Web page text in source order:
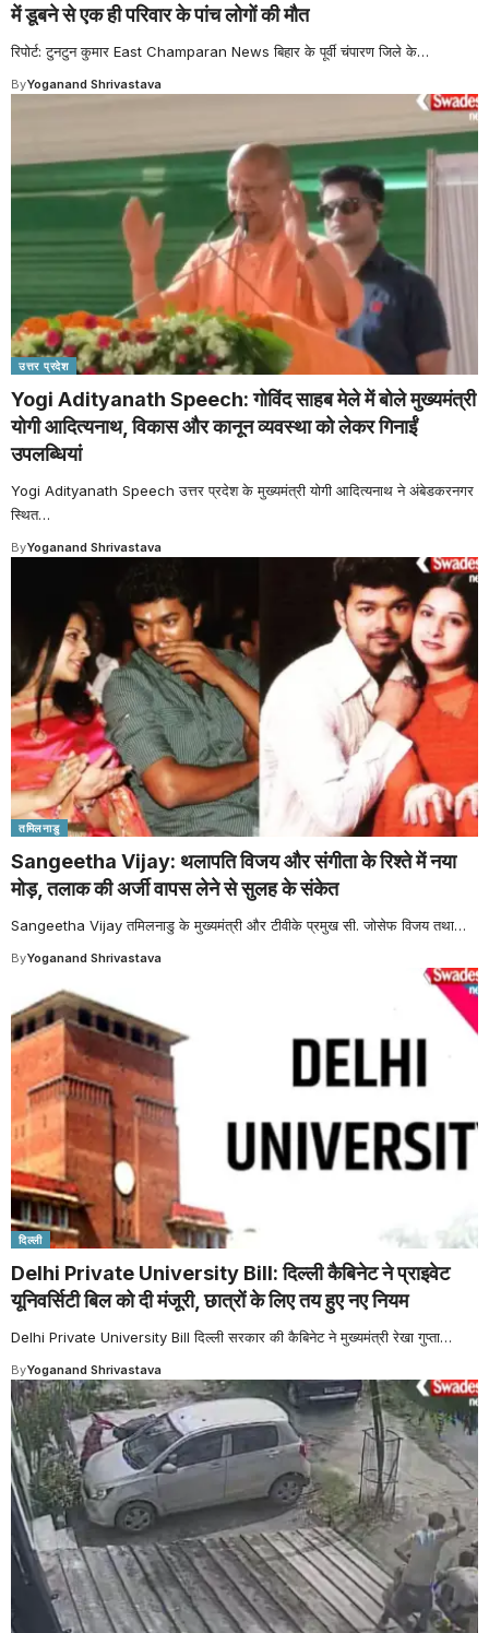
में डूबने से एक ही परिवार के पांच लोगों की मौत
रिपोर्ट: टुनटुन कुमार East Champaran News बिहार के पूर्वी चंपारण जिले के…
ByYoganand Shrivastava
उत्तर प्रदेश
Yogi Adityanath Speech: गोविंद साहब मेले में बोले मुख्यमंत्री
योगी आदित्यनाथ, विकास और कानून व्यवस्था को लेकर गिनाईं
उपलब्धियां
Yogi Adityanath Speech उत्तर प्रदेश के मुख्यमंत्री योगी आदित्यनाथ ने अंबेडकरनगर
स्थित…
ByYoganand Shrivastava
तमिलनाडु
Sangeetha Vijay: थलापति विजय और संगीता के रिश्ते में नया
मोड़, तलाक की अर्जी वापस लेने से सुलह के संकेत
Sangeetha Vijay तमिलनाडु के मुख्यमंत्री और टीवीके प्रमुख सी. जोसेफ विजय तथा…
ByYoganand Shrivastava
दिल्ली
Delhi Private University Bill: दिल्ली कैबिनेट ने प्राइवेट
यूनिवर्सिटी बिल को दी मंजूरी, छात्रों के लिए तय हुए नए नियम
Delhi Private University Bill दिल्ली सरकार की कैबिनेट ने मुख्यमंत्री रेखा गुप्ता…
ByYoganand Shrivastava